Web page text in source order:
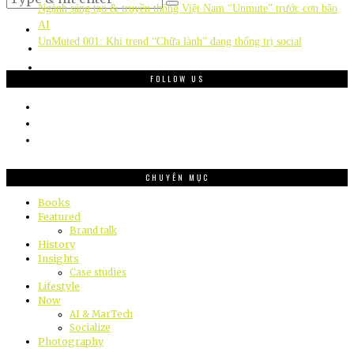
Ngành sáng tạo & truyền thông Việt Nam “Unmute” trước cơn bão
AI
UnMuted 001: Khi trend “Chữa lành” đang thống trị social
FOLLOW US
CHUYÊN MỤC
Books
Featured
Brand talk
History
Insights
Case studies
Lifestyle
Now
AI & MarTech
Socialize
Photography